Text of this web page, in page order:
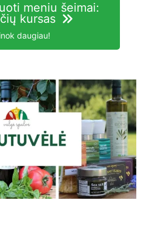
meniu šeimai:
kursas
daugiau!